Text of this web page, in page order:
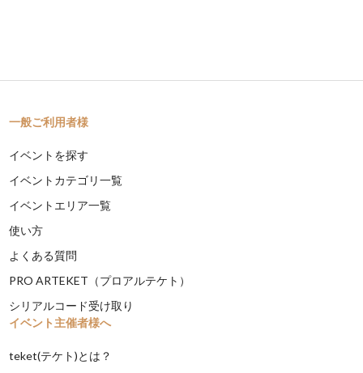
一般ご利用者様
イベントを探す
イベントカテゴリ一覧
イベントエリア一覧
使い方
よくある質問
PRO ARTEKET（プロアルテケト）
シリアルコード受け取り
イベント主催者様へ
teket(テケト)とは？